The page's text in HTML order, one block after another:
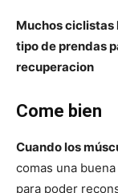
Muchos ciclistas
tipo de prendas
recuperacion
Come bien
Cuando los
comas una
para poder